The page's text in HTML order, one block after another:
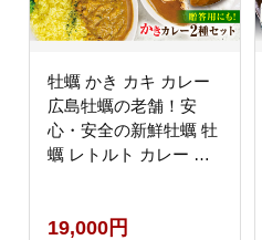
牡蠣 かき カキ カレー
広島牡蠣の老舗！安
心・安全の新鮮牡蠣 牡
蠣 レトルト カレー か
比べ 時短 魚介類 和食
19,000円